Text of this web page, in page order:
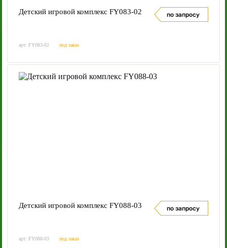
Детский игровой комплекс FY083-02 по запросу
арт: FY083-02 под заказ
Детский игровой комплекс FY088-03 по запросу
арт: FY088-03 под заказ